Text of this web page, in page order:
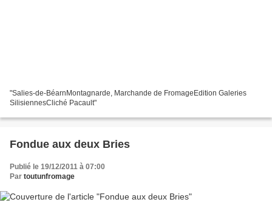
"Salies-de-BéarnMontagnarde, Marchande de FromageEdition Galeries
SilisiennesCliché Pacault"
Fondue aux deux Bries
Publié le 19/12/2011 à 07:00
Par toutunfromage